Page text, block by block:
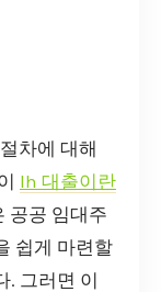
차에 대해
lh 대출이란
공공 임대주
쉽게 마련할
. 그러면 이